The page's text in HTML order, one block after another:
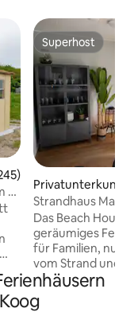
Bewertung:
&
Superhost
Superhost
Privatunterkunft
g
Strandhaus Makai
Strand 400 m
Das Beach House
geräumiges
für Familien, nur
vom Strand und
Zentrum von De
Haus bietet allen
erholsamen